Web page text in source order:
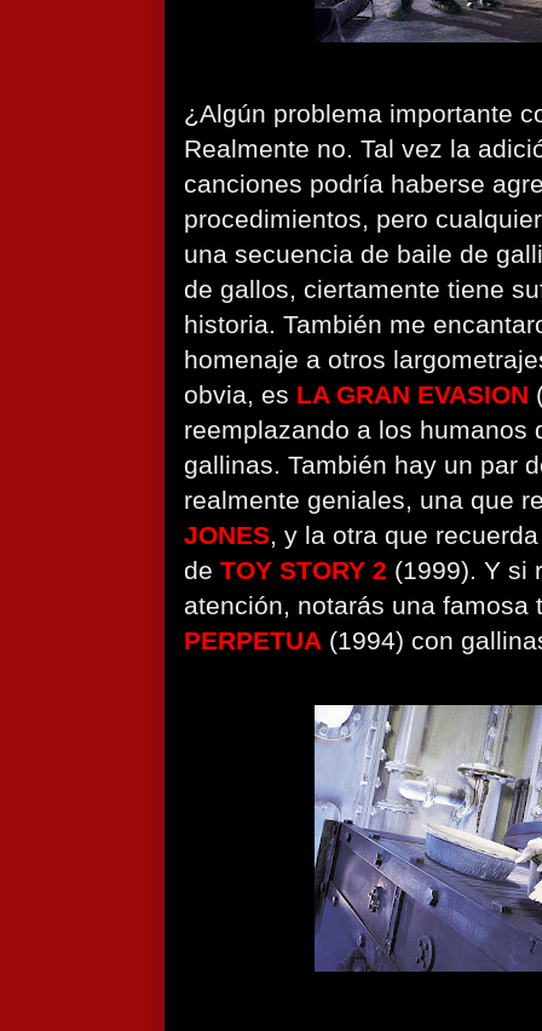
¿Algún problema importante
Realmente no. Tal vez la
canciones podría haberse
procedimientos, pero
una secuencia de baile de
de gallos, ciertamente tiene
historia. También me
homenaje a otros
obvia, es LA GRAN EVASION
reemplazando a los humanos
gallinas. También hay un par
realmente geniales, una que
JONES, y la otra que
de TOY STORY 2 (1999). Y si
atención, notarás una famosa
PERPETUA (1994) con